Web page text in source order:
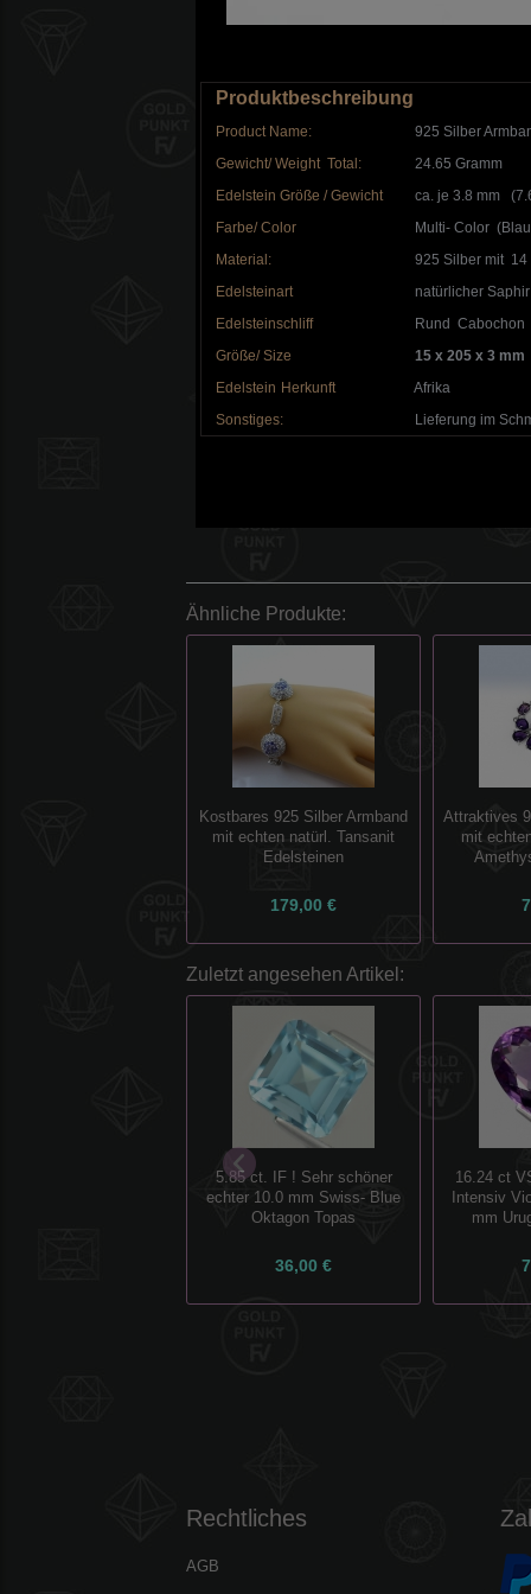
Produktbeschreibung
Product Name:
925 Silber
Gewicht/ Weight Total:
24.65 Gramm
Edelstein Größe / Gewicht
ca. je 3.8 mm
Farbe/ Color
Multi- Color
Material:
925 Silber mit 14
Edelsteinart
natürlicher
Edelsteinschliff
Rund Cabochon
Größe/ Size
15 x 205 x 3 mm
Edelstein Herkunft
Afrika
Sonstiges:
Lieferung im
Ähnliche Produkte:
Kostbares 925 Silber Armband
mit echten natürl. Tansanit
Edelsteinen
179,00 €
Attraktives
mit
Zuletzt angesehen Artikel:
5.85 ct. IF ! Sehr schöner
echter 10.0 mm Swiss- Blue
Oktagon Topas
36,00 €
16.24 ct
Intensiv
mm
Rechtliches
AGB